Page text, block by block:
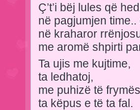
Ç’t’i bëj lules që
në pagjumjen time..
në kraharor
me aromë shpirti
Ta ujis me kujtime,
ta ledhatoj,
me puhizë të
ta këpus e të ta fal.